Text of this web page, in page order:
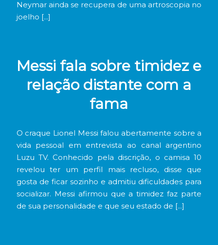
Neymar ainda se recupera de uma artroscopia no
joelho […]
Messi fala sobre timidez e
relação distante com a
fama
O craque Lionel Messi falou abertamente sobre a
vida pessoal em entrevista ao canal argentino
Luzu TV. Conhecido pela discrição, o camisa 10
revelou ter um perfil mais recluso, disse que
gosta de ficar sozinho e admitiu dificuldades para
socializar. Messi afirmou que a timidez faz parte
de sua personalidade e que seu estado de […]